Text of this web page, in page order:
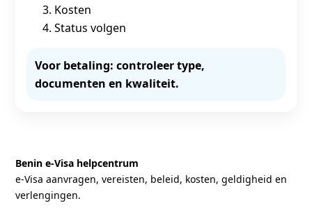
Kosten
Status volgen
Voor betaling: controleer type,
documenten en kwaliteit.
Benin e‑Visa helpcentrum
e‑Visa aanvragen, vereisten, beleid, kosten, geldigheid en
verlengingen.